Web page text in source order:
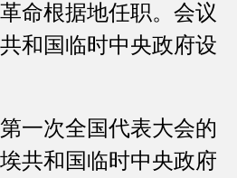
命根据地任职。会议
和国临时中央政府设
次全国代表大会的
共和国临时中央政府